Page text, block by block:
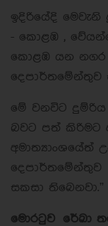
ඉදිරියේදි
- කොළඹ ,
කොළඹ යන නගර
දෙපාර්තමේන්තුව
මේ වනවිට
බවට පත් කිරිමට
අමාත්‍යාංශයේත්
සකසා තිබෙනවා.”
මොරටුව රේඛා